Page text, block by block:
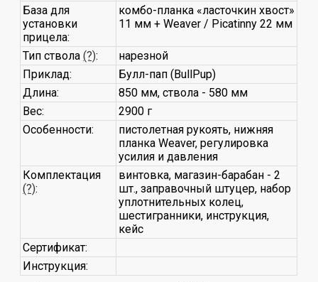
База для
установки
прицела:
комбо-планка «ласточкин хвост»
11 мм + Weaver / Picatinny 22 мм
Тип ствола(?):
нарезной
Приклад:
Булл-пап (BullPup)
Длина:
850 мм, ствола - 580 мм
Вес:
2900 г
Особенности:
пистолетная рукоять, нижняя
планка Weaver, регулировка
усилия и давления
Комплектация
(?):
винтовка, магазин-барабан - 2
шт., заправочный штуцер, набор
уплотнительных колец,
шестигранники, инструкция,
кейс
Сертификат:
Инструкция: